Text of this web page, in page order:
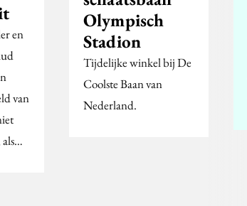
en
van
als…
Olympisch
Stadion
Tijdelijke winkel bij De
Coolste Baan van
Nederland.